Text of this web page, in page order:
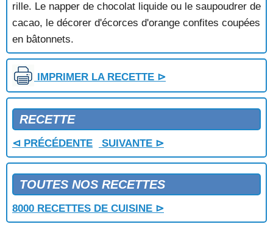
GATEAU BASQUE
GATEAU BRESILIEN AU CAFE
GATEAU BRETON
GATEAU BRIOCHE AUX CERISES
GATEAU CHOCOLAT GARNI PRALIN
GATEAU CONGOLAIS
GATEAU D'AGEN
GATEAU D'ANIS
GATEAU DE CREPES AUX FRUITS SECS
GATEAU DE LA SAINT JEAN
GATEAU DE MAMAN GUERARD
GATEAU DE MARRONS
GATEAU DE MARTOUNE
GATEAU DE PAMPELUNE
rille. Le napper de chocolat liquide ou le saupoudrer de
cacao, le décorer d'écorces d'orange confites coupées
en bâtonnets.
IMPRIMER LA RECETTE ⊳
RECETTE
⊲ PRÉCÉDENTE SUIVANTE ⊳
TOUTES NOS RECETTES
8000 RECETTES DE CUISINE ⊳